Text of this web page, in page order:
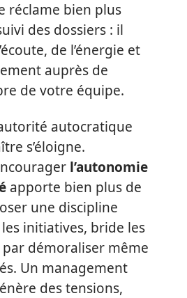
réclame bien plus
des dossiers : il
de l’énergie et
auprès de
de votre équipe.
autocratique
s’éloigne.
l’autonomie
apporte bien plus de
une discipline
initiatives, bride les
démoraliser même
Un management
des tensions,